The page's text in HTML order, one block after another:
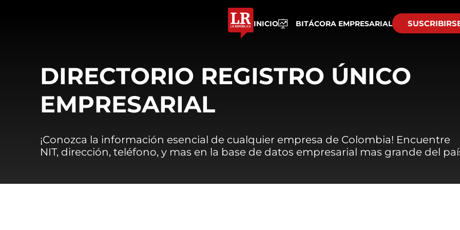
INICIO BITÁCORA EMPRESARIAL
DIRECTORIO REGISTRO ÚNICO
EMPRESARIAL
¡Conozca la información esencial de cualquier empresa de Colombia! Encuentre
NIT, dirección, teléfono, y mas en la base de datos empresarial mas grande del